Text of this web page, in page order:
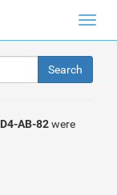
D4-AB-82were